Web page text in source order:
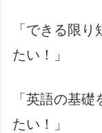
「できる限
たい！」
「英語の基
たい！」